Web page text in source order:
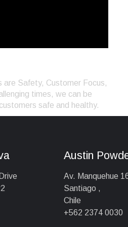
are Safety, Customer Focus,
times, we can be
safe and healthy.
Austin
Av. Manquehue
Santiago ,
Chile
+562 2374 0030